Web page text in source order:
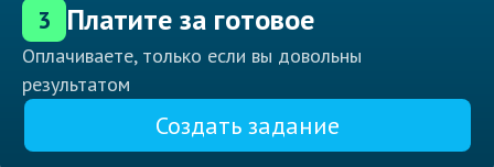
3 Платите за готовое
Оплачиваете, только если вы довольны
результатом
Создать задание